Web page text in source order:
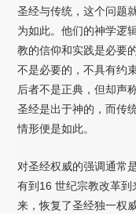
圣经与传统，这个问题
为如此。他们的神学逻
教的信仰和实践是必要
不是必要的，不具有约
后者不是正典，但却声
圣经是出于神的，而传
情形便是如此。
对圣经权威的强调通常
有到16 世纪宗教改革
来，恢复了圣经独一权